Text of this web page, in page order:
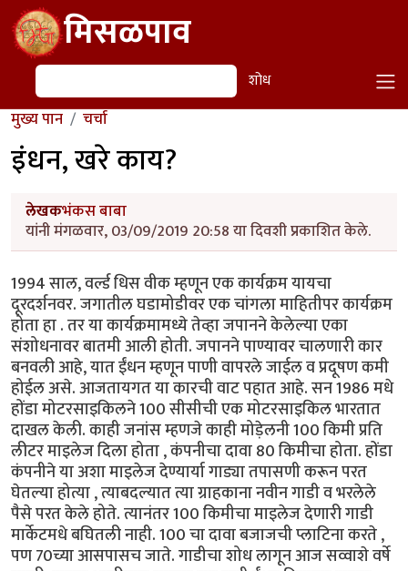
Skip to main contentमिसळपाव
शोध शोध
मुख्य पान चर्चा
इंधन, खरे काय?
लेखकभंकस बाबा
यांनी मंगळवार, 03/09/2019 20:58 या दिवशी प्रकाशित केले.
1994 साल, वर्ल्ड धिस वीक म्हणून एक कार्यक्रम यायचा
दूरदर्शनवर. जगातील घडामोडीवर एक चांगला माहितीपर कार्यक्रम
होता हा . तर या कार्यक्रमामध्ये तेव्हा जपानने केलेल्या एका
संशोधनावर बातमी आली होती. जपानने पाण्यावर चालणारी कार
बनवली आहे, यात ईंधन म्हणून पाणी वापरले जाईल व प्रदूषण कमी
होईल असे. आजतायगत या कारची वाट पहात आहे. सन 1986 मधे
होंडा मोटरसाइकिलने 100 सीसीची एक मोटरसाइकिल भारतात
दाखल केली. काही जनांस म्हणजे काही मोड़ेलनी 100 किमी प्रति
लीटर माइलेज दिला होता , कंपनीचा दावा 80 किमीचा होता. होंडा
कंपनीने या अशा माइलेज देण्यार्या गाड्या तपासणी करून परत
घेतल्या होत्या , त्याबदल्यात त्या ग्राहकाना नवीन गाडी व भरलेले
पैसे परत केले होते. त्यानंतर 100 किमीचा माइलेज देणारी गाडी
मार्केटमधे बघितली नाही. 100 चा दावा बजाजची प्लाटिना करते ,
पण 70च्या आसपासच जाते. गाडीचा शोध लागून आज सव्वाशे वर्षे